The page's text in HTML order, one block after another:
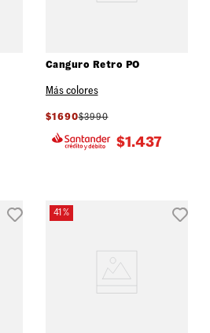
Canguro Retro PO
Más colores
$1690$3990
$1.437
41 %